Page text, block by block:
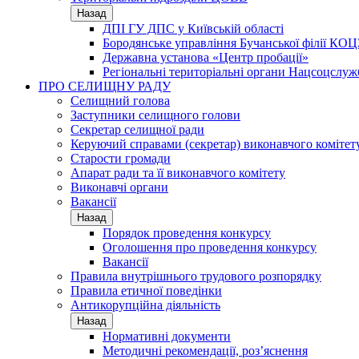
Назад
ДПІ ГУ ДПС у Київській області
Бородянське управління Бучанської філії
Державна установа «Центр пробації»
Регіональні територіальні органи
ПРО СЕЛИЩНУ РАДУ
Селищний голова
Заступники селищного голови
Секретар селищної ради
Керуючий справами (секретар) виконавчого
Старости громади
Апарат ради та її виконавчого комітету
Виконавчі органи
Вакансії
Назад
Порядок проведення конкурсу
Оголошення про проведення конкурсу
Вакансії
Правила внутрішнього трудового розпорядку
Правила етичної поведінки
Антикорупційна діяльність
Назад
Нормативні документи
Методичні рекомендації, роз’яснення